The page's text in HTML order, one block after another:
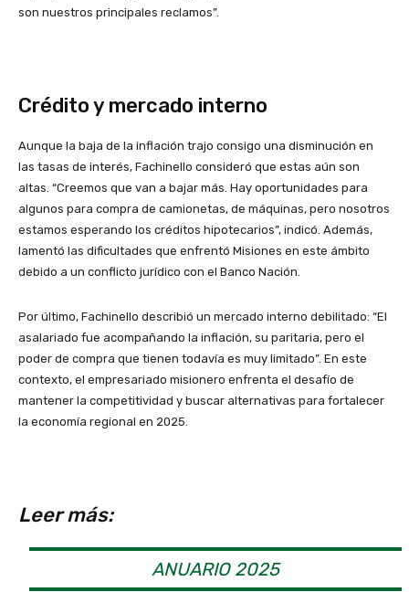
son nuestros principales reclamos”.
Crédito y mercado interno
Aunque la baja de la inflación trajo consigo una disminución en
las tasas de interés, Fachinello consideró que estas aún son
altas. “Creemos que van a bajar más. Hay oportunidades para
algunos para compra de camionetas, de máquinas, pero nosotros
estamos esperando los créditos hipotecarios”, indicó. Además,
lamentó las dificultades que enfrentó Misiones en este ámbito
debido a un conflicto jurídico con el Banco Nación.
Por último, Fachinello describió un mercado interno debilitado: “El
asalariado fue acompañando la inflación, su paritaria, pero el
poder de compra que tienen todavía es muy limitado”. En este
contexto, el empresariado misionero enfrenta el desafío de
mantener la competitividad y buscar alternativas para fortalecer
la economía regional en 2025.
Leer más:
ANUARIO 2025